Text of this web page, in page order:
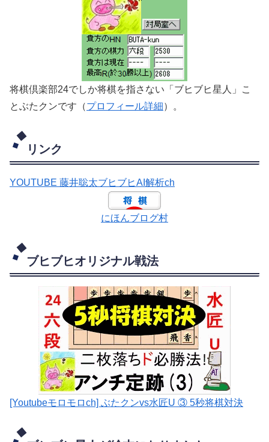
将棋倶楽部24でしか将棋を指さない「ブヒブヒ星人」こ
とぶたクンです（プロフィール詳細）。
リンク
YOUTUBE 藤井聡太ブヒブヒAI解析ch
にほんブログ村
ブヒブヒオリジナル戦法
[Youtubeモロモロch] ぶたクンvs水匠U ③ 5秒将棋対決